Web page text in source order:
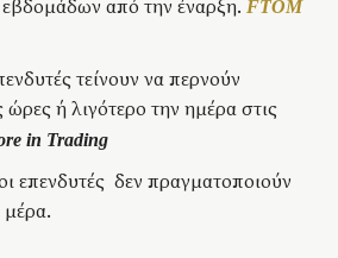
εβδομάδων από την έναρξη. FTOM
τείνουν να περνούν
ώρες ή λιγότερο την ημέρα στις
in Trading
επενδυτές δεν πραγματοποιούν